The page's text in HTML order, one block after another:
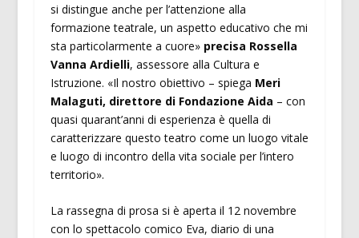
si distingue anche per l’attenzione alla
formazione teatrale, un aspetto educativo che mi
sta particolarmente a cuore» precisa Rossella
Vanna Ardielli, assessore alla Cultura e
Istruzione. «Il nostro obiettivo – spiega Meri
Malaguti, direttore di Fondazione Aida – con
quasi quarant’anni di esperienza è quella di
caratterizzare questo teatro come un luogo vitale
e luogo di incontro della vita sociale per l’intero
territorio».
La rassegna di prosa si è aperta il 12 novembre
con lo spettacolo comico Eva, diario di una